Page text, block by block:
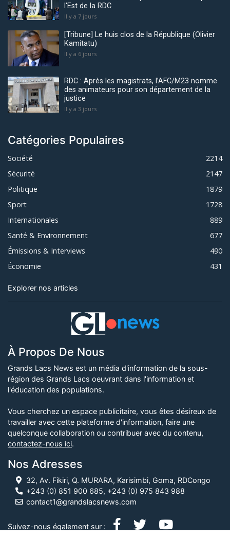
l'Est de la RDC
Il y a 7 jours
[Tribune] Le huis clos de la République (Olivier
Kamitatu)
Il y a 6 jours
RDC : Après les magistrats, l’AFC/M23 nomme
des animateurs pour son département de la
justice
Il y a 3 jours
Catégories Populaires
Société
2214
Sécurité
2147
Politique
1879
Sport
1728
Internationales
889
Santé & Environnement
677
Émissions & Interviews
490
Économie
431
Explorer nos articles
À Propos De Nous
Grands Lacs News est un média d'information de la sous-
région des Grands Lacs oeuvrant dans l'information et
l'éducation des populations.
Vous cherchez un espace publicitaire, vous êtes désireux de
travailler avec cette plateforme d'information, faire une
quelconque collaboration ou contribuer avec du contenu,
contactez-nous ici.
Nos Adresses
32, Av. Fikiri, Q. MURARA, Karisimbi, Goma, RDCongo
+243 (0) 851 900 685, +243 (0) 975 843 988
contact1@grandslacsnews.com
Suivez-nous également sur :